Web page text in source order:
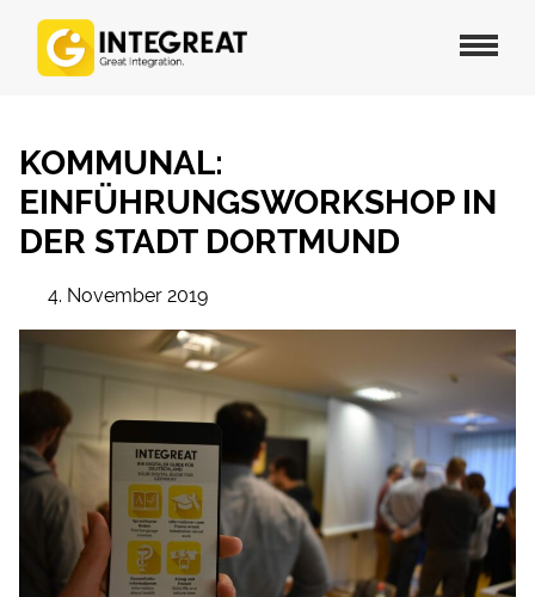
KOMMUNAL:
EINFÜHRUNGSWORKSHOP IN
DER STADT DORTMUND
4. November 2019